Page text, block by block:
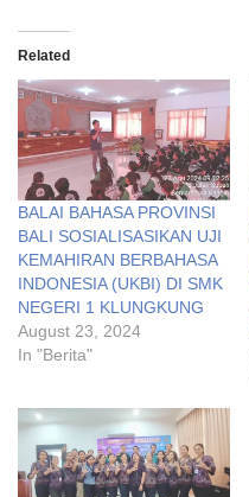
Related
BALAI BAHASA PROVINSI
BALI SOSIALISASIKAN UJI
KEMAHIRAN BERBAHASA
INDONESIA (UKBI) DI SMK
NEGERI 1 KLUNGKUNG
August 23, 2024
In "Berita"